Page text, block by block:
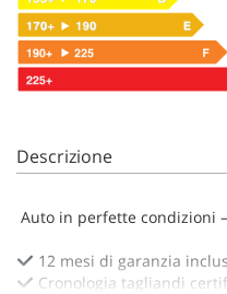
Descrizione
Auto in perfette condizioni
12 mesi di garanzia
Cronologia tagliandi